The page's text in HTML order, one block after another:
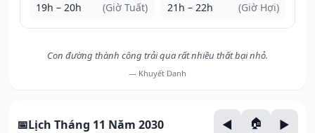
19h – 20h (Giờ Tuất) 21h – 22h (Giờ Hợi)
Con đường thành công trải qua rất nhiều thất bại nhỏ.
— Khuyết Danh
Lịch Tháng 11 Năm 2030